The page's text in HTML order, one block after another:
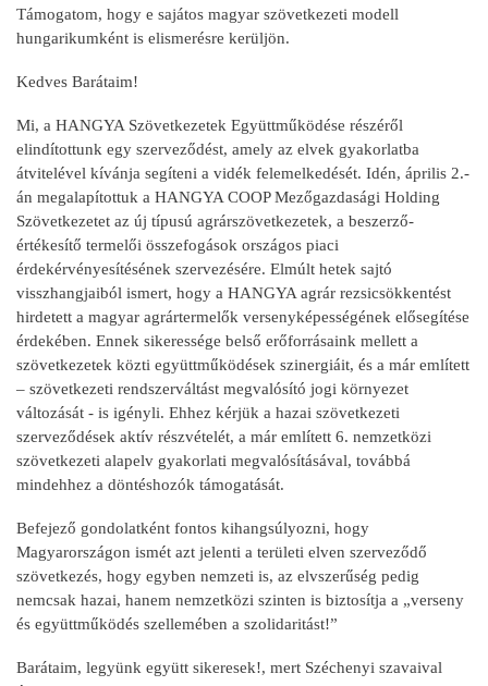
Támogatom, hogy e sajátos magyar szövetkezeti modell
hungarikumként is elismerésre kerüljön.
Kedves Barátaim!
Mi, a HANGYA Szövetkezetek Együttműködése részéről
elindítottunk egy szerveződést, amely az elvek gyakorlatba
átvitelével kívánja segíteni a vidék felemelkedését. Idén, április 2.-
án megalapítottuk a HANGYA COOP Mezőgazdasági Holding
Szövetkezetet az új típusú agrárszövetkezetek, a beszerző-
értékesítő termelői összefogások országos piaci
érdekérvényesítésének szervezésére. Elmúlt hetek sajtó
visszhangjaiból ismert, hogy a HANGYA agrár rezsicsökkentést
hirdetett a magyar agrártermelők versenyképességének elősegítése
érdekében. Ennek sikeressége belső erőforrásaink mellett a
szövetkezetek közti együttműködések szinergiáit, és a már említett
– szövetkezeti rendszerváltást megvalósító jogi környezet
változását - is igényli. Ehhez kérjük a hazai szövetkezeti
szerveződések aktív részvételét, a már említett 6. nemzetközi
szövetkezeti alapelv gyakorlati megvalósításával, továbbá
mindehhez a döntéshozók támogatását.
Befejező gondolatként fontos kihangsúlyozni, hogy
Magyarországon ismét azt jelenti a területi elven szerveződő
szövetkezés, hogy egyben nemzeti is, az elvszerűség pedig
nemcsak hazai, hanem nemzetközi szinten is biztosítja a „verseny
és együttműködés szellemében a szolidaritást!”
Barátaim, legyünk együtt sikeresek!, mert Széchenyi szavaival